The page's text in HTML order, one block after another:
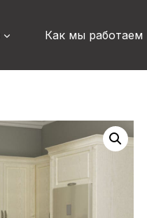
Как мы работаем